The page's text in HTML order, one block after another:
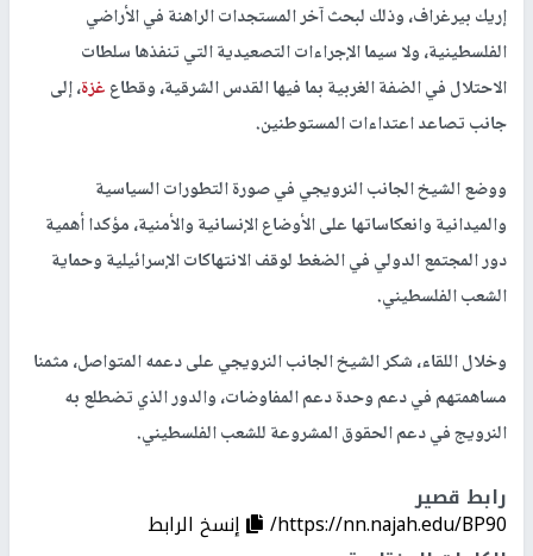
إريك بيرغراف، وذلك لبحث آخر المستجدات الراهنة في الأراضي
الفلسطينية، ولا سيما الإجراءات التصعيدية التي تنفذها سلطات
الاحتلال في الضفة الغربية بما فيها القدس الشرقية، وقطاعغزة، إلى
جانب تصاعد اعتداءات المستوطنين.
ووضع الشيخ الجانب النرويجي في صورة التطورات السياسية
والميدانية وانعكاساتها على الأوضاع الإنسانية والأمنية، مؤكدا أهمية
دور المجتمع الدولي في الضغط لوقف الانتهاكات الإسرائيلية وحماية
الشعب الفلسطيني.
وخلال اللقاء، شكر الشيخ الجانب النرويجي على دعمه المتواصل، مثمنا
مساهمتهم في دعم وحدة دعم المفاوضات، والدور الذي تضطلع به
النرويج في دعم الحقوق المشروعة للشعب الفلسطيني.
رابط قصير
https://nn.najah.edu/BP90/
إنسخ الرابط